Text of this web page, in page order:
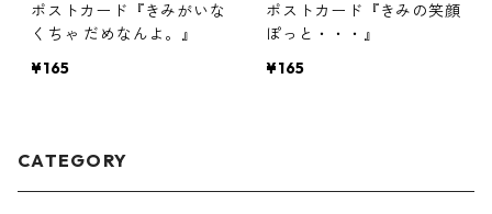
ポストカード『きみがいな
くちゃ だめなんよ。』
¥165
ポストカード『きみの笑顔
ぽっと・・・』
¥165
CATEGORY